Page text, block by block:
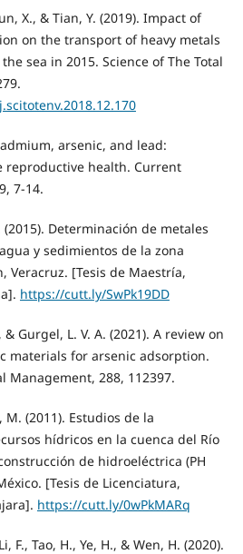
X., & Tian, Y. (2019). Impact of
on the transport of heavy metals
sea in 2015. Science of The Total
arsenic, and lead:
reproductive health. Current
7-14.
(2015). Determinación de metales
y sedimientos de la zona
Veracruz. [Tesis de Maestría,
https://cutt.ly/SwPk19DD
& Gurgel, L. V. A. (2021). A review on
materials for arsenic adsorption.
Management, 288, 112397.
(2011). Estudios de la
hídricos en la cuenca del Río
de hidroeléctrica (PH
[Tesis de Licenciatura,
https://cutt.ly/0wPkMARq
F., Tao, H., Ye, H., & Wen, H. (2020).